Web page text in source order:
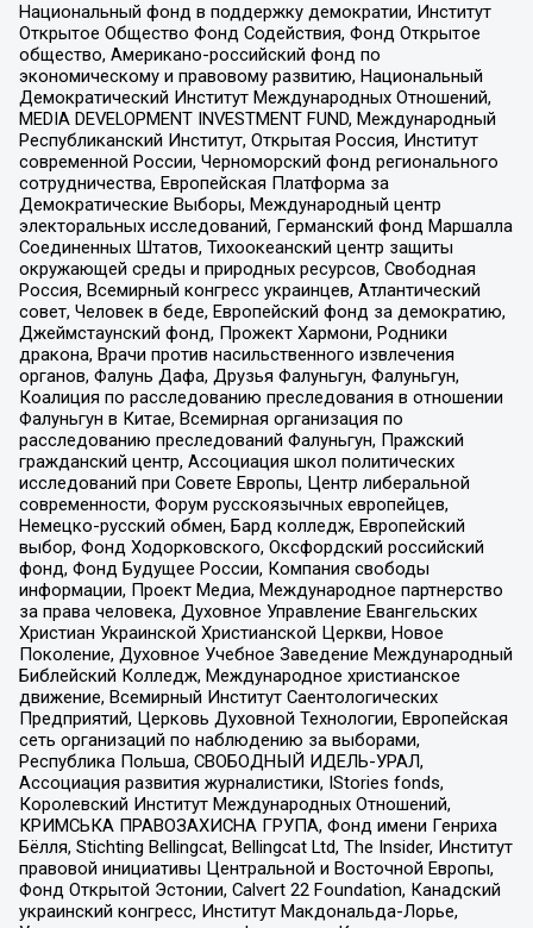
Национальный фонд в поддержку демократии, Институт
Открытое Общество Фонд Содействия, Фонд Открытое
общество, Американо-российский фонд по
экономическому и правовому развитию, Национальный
Демократический Институт Международных Отношений,
MEDIA DEVELOPMENT INVESTMENT FUND, Международный
Республиканский Институт, Открытая Россия, Институт
современной России, Черноморский фонд регионального
сотрудничества, Европейская Платформа за
Демократические Выборы, Международный центр
электоральных исследований, Германский фонд Маршалла
Соединенных Штатов, Тихоокеанский центр защиты
окружающей среды и природных ресурсов, Свободная
Россия, Всемирный конгресс украинцев, Атлантический
совет, Человек в беде, Европейский фонд за демократию,
Джеймстаунский фонд, Прожект Хармони, Родники
дракона, Врачи против насильственного извлечения
органов, Фалунь Дафа, Друзья Фалуньгун, Фалуньгун,
Коалиция по расследованию преследования в отношении
Фалуньгун в Китае, Всемирная организация по
расследованию преследований Фалуньгун, Пражский
гражданский центр, Ассоциация школ политических
исследований при Совете Европы, Центр либеральной
современности, Форум русскоязычных европейцев,
Немецко-русский обмен, Бард колледж, Европейский
выбор, Фонд Ходорковского, Оксфордский российский
фонд, Фонд Будущее России, Компания свободы
информации, Проект Медиа, Международное партнерство
за права человека, Духовное Управление Евангельских
Христиан Украинской Христианской Церкви, Новое
Поколение, Духовное Учебное Заведение Международный
Библейский Колледж, Международное христианское
движение, Всемирный Институт Саентологических
Предприятий, Церковь Духовной Технологии, Европейская
сеть организаций по наблюдению за выборами,
Республика Польша, СВОБОДНЫЙ ИДЕЛЬ-УРАЛ,
Ассоциация развития журналистики, IStories fonds,
Королевский Институт Международных Отношений,
КРИМСЬКА ПРАВОЗАХИСНА ГРУПА, Фонд имени Генриха
Бёлля, Stichting Bellingcat, Bellingcat Ltd, The Insider, Институт
правовой инициативы Центральной и Восточной Европы,
Фонд Открытой Эстонии, Calvert 22 Foundation, Канадский
украинский конгресс, Институт Макдональда-Лорье,